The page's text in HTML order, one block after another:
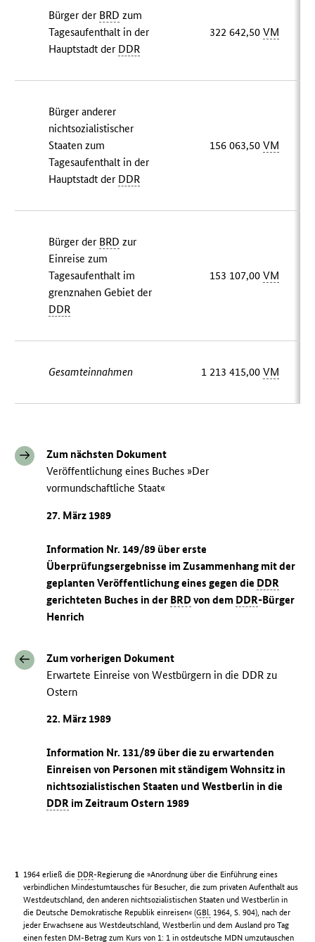
Bürger der BRD zum
Tagesaufenthalt in der
Hauptstadt der DDR
322 642,50VM
Bürger anderer
nichtsozialistischer
Staaten zum
Tagesaufenthalt in der
Hauptstadt der DDR
156 063,50VM
Bürger der BRD zur
Einreise zum
Tagesaufenthalt im
grenznahen Gebiet der
DDR
153 107,00VM
Gesamteinnahmen 1 213 415,00VM
Zum nächsten Dokument
Veröffentlichung eines Buches »Der
vormundschaftliche Staat«
27. März 1989
Information Nr. 149/89 über erste
Überprüfungsergebnisse im Zusammenhang mit der
geplanten Veröffentlichung eines gegen die DDR
gerichteten Buches in der BRD von dem DDR-Bürger
Henrich
Zum vorherigen Dokument
Erwartete Einreise von Westbürgern in die DDR zu
Ostern
22. März 1989
Information Nr. 131/89 über die zu erwartenden
Einreisen von Personen mit ständigem Wohnsitz in
nichtsozialistischen Staaten und Westberlin in die
DDR im Zeitraum Ostern 1989
1964 erließ die DDR-Regierung die »Anordnung über die Einführung eines
verbindlichen Mindestumtausches für Besucher, die zum privaten Aufenthalt aus
Westdeutschland, den anderen nichtsozialistischen Staaten und Westberlin in
die Deutsche Demokratische Republik einreisen« (GBl. 1964, S. 904), nach der
jeder Erwachsene aus Westdeutschland, Westberlin und dem Ausland pro Tag
einen festen DM-Betrag zum Kurs von 1: 1 in ostdeutsche MDN umzutauschen